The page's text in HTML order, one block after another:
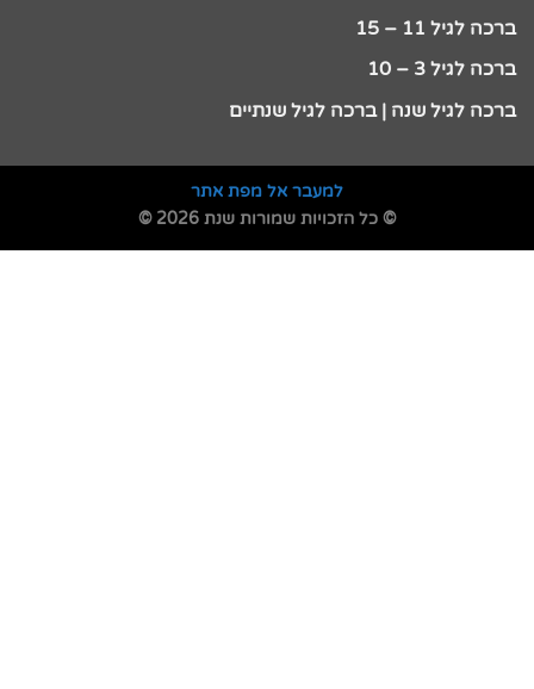
ברכה לגיל 11 – 15
ברכה לגיל 3 – 10
ברכה לגיל שנה | ברכה לגיל שנתיים
למעבר אל מפת אתר
© כל הזכויות שמורות שנת 2026 ©